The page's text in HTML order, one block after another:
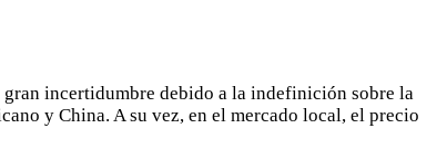
gran incertidumbre debido a la indefinición sobre la
y China. A su vez, en el mercado local, el precio